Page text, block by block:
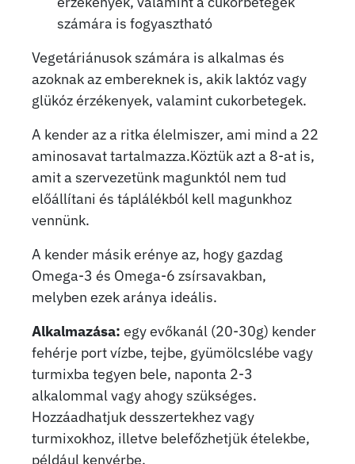
számára is fogyasztható
Vegetáriánusok számára is alkalmas és
azoknak az embereknek is, akik laktóz vagy
glükóz érzékenyek, valamint cukorbetegek.
A kender az a ritka élelmiszer, ami mind a 22
aminosavat tartalmazza.Köztük azt a 8-at is,
amit a szervezetünk magunktól nem tud
előállítani és táplálékból kell magunkhoz
vennünk.
A kender másik erénye az, hogy gazdag
Omega-3 és Omega-6 zsírsavakban,
melyben ezek aránya ideális.
Alkalmazása: egy evőkanál (20-30g) kender
fehérje port vízbe, tejbe, gyümölcslébe vagy
turmixba tegyen bele, naponta 2-3
alkalommal vagy ahogy szükséges.
Hozzáadhatjuk desszertekhez vagy
turmixokhoz, illetve belefőzhetjük ételekbe,
például kenyérbe.